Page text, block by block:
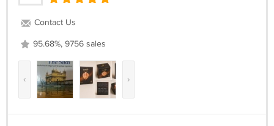
Contact Us
95.68%, 9756 sales
‹ ›